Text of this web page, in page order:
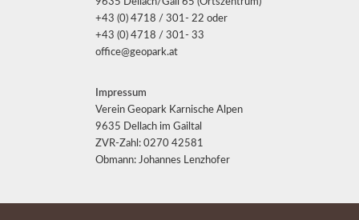
9635 Dellach/Gail 65 (Ortszentrum)
+43 (0) 4718 / 301- 22 oder
+43 (0) 4718 / 301- 33
office@geopark.at
Impressum
Verein Geopark Karnische Alpen
9635 Dellach im Gailtal
ZVR-Zahl: 0270 42581
Obmann: Johannes Lenzhofer